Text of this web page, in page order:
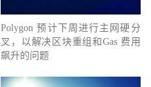
Polygon 预计下周进行主网硬分
叉，以解决区块重组和Gas 费用
飙升的问题